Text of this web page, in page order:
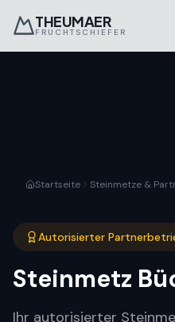
THEUMAER
FRUCHTSCHIEFER
Startseite Steinmetze &
Autorisierter
Steinmetz
Ihr autorisierter